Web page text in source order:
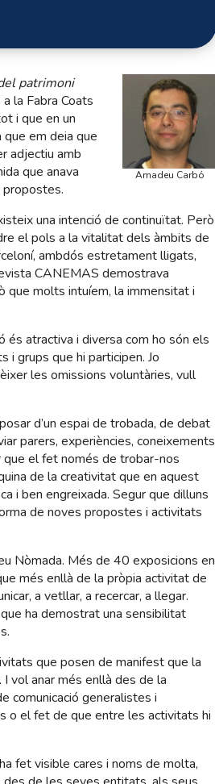
Amadeu Carbó
patrimoni
la Fabra Coats
i que en un
em deia que
adjectiu amb
que anava
propostes.
una intenció de continuïtat. Però
el pols a la vitalitat dels àmbits de
ambdós estretament lligats,
CANEMAS demostrava
que molts intuíem, la immensitat i
és atractiva i diversa com ho són els
grups que hi participen. Jo
les omissions voluntàries, vull
d’un espai de trobada, de debat
parers, experiències, coneixements
que el fet només de trobar-nos
de la creativitat que en aquest
i ben engreixada. Segur que dilluns
de noves propostes i activitats
Nòmada. Més de 40 exposicions en
més enllà de la pròpia activitat de
a vetllar, a recercar, a llegar.
ha demostrat una sensibilitat
que posen de manifest que la
vol anar més enllà des de la
comunicació generalistes i
o el fet de que entre les activitats hi
fet visible cares i noms de molta,